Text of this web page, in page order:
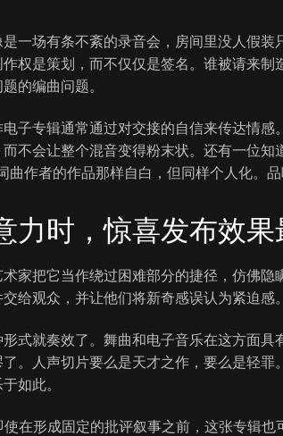
一场有条不紊的录音会，房间里没人假装
权是策划，而不仅仅是签名。谁被请来制
的编曲问题。
子专辑通常通过对交接的自信来传达情感
不会让整个混音变得粉末状。还有一位知
作者的作品那样自白，但同样个人化。品
力时，惊喜发布效果
家把它当作绕过困难部分的捷径，仿佛隐
给观众，并让他们将新奇感误认为紧迫感。
式就奏效了。舞曲和电子音乐在这方面
。人声切片要么是天才之作，要么是轻
如此。
在形成固定的批评叙事之前，这张专辑也